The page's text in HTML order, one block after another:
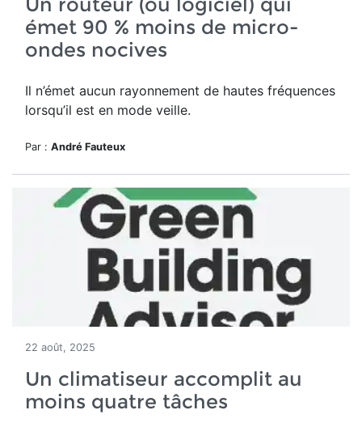
émet 90 % moins de micro-
ondes nocives
Il n’émet aucun rayonnement de hautes fréquences
lorsqu’il est en mode veille.
Par : André Fauteux
22 août, 2025
Un climatiseur accomplit au
moins quatre tâches